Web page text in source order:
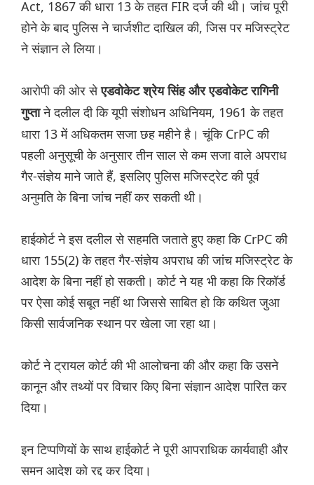
Act, 1867 की धारा 13 के तहत FIR दर्ज की थी। जांच पूरी
होने के बाद पुलिस ने चार्जशीट दाखिल की, जिस पर मजिस्ट्रेट
ने संज्ञान ले लिया।
आरोपी की ओर सेएडवोकेट श्रेय सिंह और एडवोकेट रागिनी
गुप्ताने दलील दी कि यूपी संशोधन अधिनियम, 1961 के तहत
धारा 13 में अधिकतम सजा छह महीने है। चूंकि CrPC की
पहली अनुसूची के अनुसार तीन साल से कम सजा वाले अपराध
गैर-संज्ञेय माने जाते हैं, इसलिए पुलिस मजिस्ट्रेट की पूर्व
अनुमति के बिना जांच नहीं कर सकती थी।
हाईकोर्ट ने इस दलील से सहमति जताते हुए कहा कि CrPC की
धारा 155(2) के तहत गैर-संज्ञेय अपराध की जांच मजिस्ट्रेट के
आदेश के बिना नहीं हो सकती। कोर्ट ने यह भी कहा कि रिकॉर्ड
पर ऐसा कोई सबूत नहीं था जिससे साबित हो कि कथित जुआ
किसी सार्वजनिक स्थान पर खेला जा रहा था।
कोर्ट ने ट्रायल कोर्ट की भी आलोचना की और कहा कि उसने
कानून और तथ्यों पर विचार किए बिना संज्ञान आदेश पारित कर
दिया।
इन टिप्पणियों के साथ हाईकोर्ट ने पूरी आपराधिक कार्यवाही और
समन आदेश को रद्द कर दिया।